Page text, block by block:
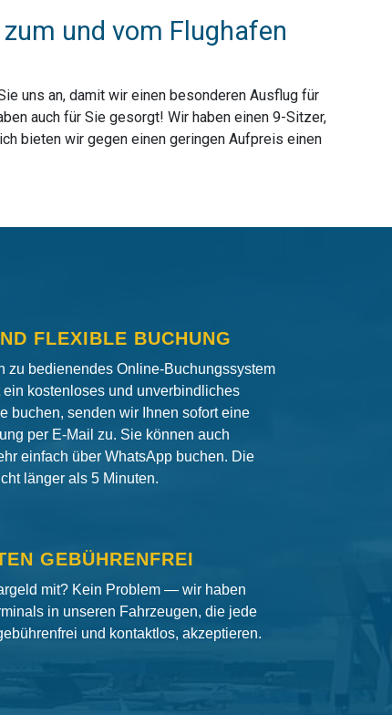
und vom Flughafen
uns an, damit wir einen besonderen Ausflug für
auch für Sie gesorgt! Wir haben einen 9-Sitzer,
bieten wir gegen einen geringen Aufpreis einen
FLEXIBLE BUCHUNG
zu bedienendes Online-Buchungssystem
kostenloses und unverbindliches
buchen, senden wir Ihnen sofort eine
per E-Mail zu. Sie können auch
einfach über WhatsApp buchen. Die
länger als 5 Minuten.
GEBÜHRENFREI
mit? Kein Problem — wir haben
in unseren Fahrzeugen, die jede
und kontaktlos, akzeptieren.